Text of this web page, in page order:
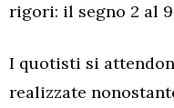
rigori: il segno 2 al
I quotisti si
realizzate